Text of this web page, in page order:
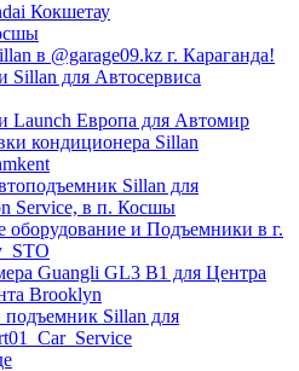
Кокшетау
в @garage09.kz г. Караганда!
Sillan для Автосервиса
Launch Европа для Автомир
кондиционера Sillan
Sillan для
Service, в п. Косшы
и Подъемники в г.
Guangli GL3 B1 для Центра
Brooklyn
Sillan для